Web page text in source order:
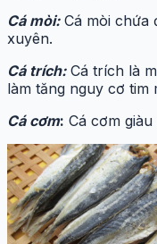
Cá mòi:Cá mòi chứa
xuyên.
Cá trích:Cá trích là
làm tăng nguy cơ
Cá cơm: Cá cơm